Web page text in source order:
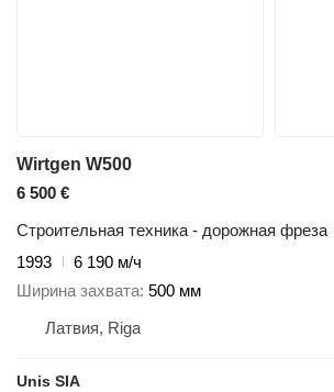
Wirtgen W500
6 500 €
Строительная техника - дорожная фреза
1993
6 190 м/ч
Ширина захвата 500 мм
Латвия, Riga
Unis SIA